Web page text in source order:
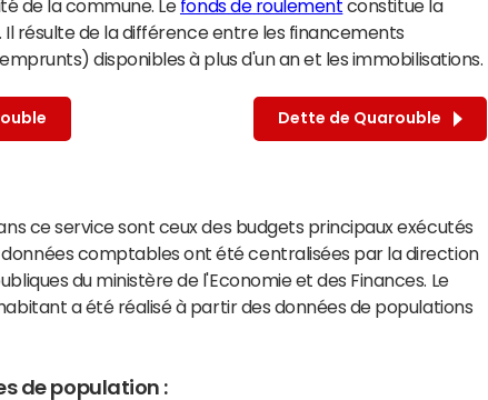
de la commune. Le fonds de roulement constitue la
Il résulte de la différence entre les financements
disponibles à plus d'un an et les immobilisations.
Dette de Quarouble
ce service sont ceux des budgets principaux exécutés
comptables ont été centralisées par la direction
du ministère de l'Economie et des Finances. Le
a été réalisé à partir des données de populations
de population :